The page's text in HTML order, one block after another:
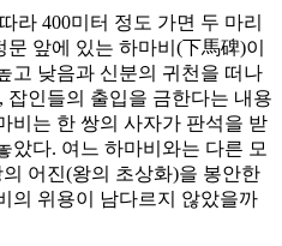
라 400미터 정도 가면 두 마리
앞에 있는 하마비(下馬碑)이
고 낮음과 신분의 귀천을 떠나
인들의 출입을 금한다는 내용
비는 한 쌍의 사자가 판석을 받
았다. 여느 하마비와는 다른 모
어진(왕의 초상화)을 봉안한
의 위용이 남다르지 않았을까